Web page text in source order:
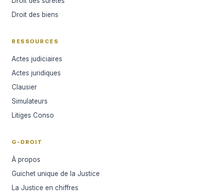
Droit des biens
RESSOURCES
Actes judiciaires
Actes juridiques
Clausier
Simulateurs
Litiges Conso
G-DROIT
À propos
Guichet unique de la Justice
La Justice en chiffres